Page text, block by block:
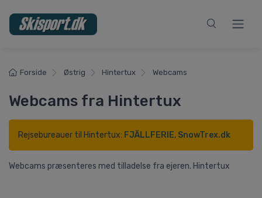
Forside Østrig Hintertux Webcams
Webcams fra Hintertux
Rejsebureauer til Hintertux: FJÄLLFERIE, SnowTrex.dk
Webcams præsenteres med tilladelse fra ejeren. Hintertux